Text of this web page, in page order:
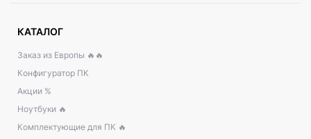
КАТАЛОГ
Заказ из Европы 🔥🔥
Конфигуратор ПК
Акции %
Ноутбуки 🔥
Комплектующие для ПК 🔥